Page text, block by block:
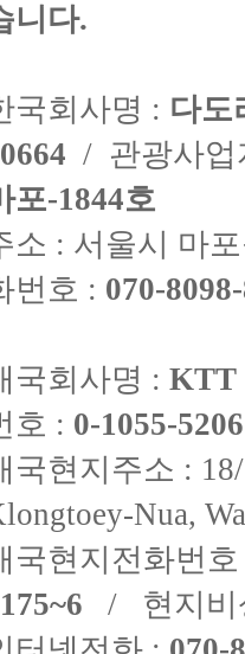
니다.
국회사명 : 다도
/ 관광사
포-1844호
소 : 서울시 마
번호 : 070-
국회사명 : KTT
호 : 0-1055-
국현지주소 :
Nua,
국현지전화번
/ 현지비